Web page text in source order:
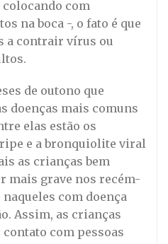
com
na boca -, o fato é que
a contrair vírus ou
de outono que
doenças mais comuns
elas estão os
e a bronquiolite viral
as crianças bem
mais grave nos recém-
com doença
Assim, as crianças
com pessoas